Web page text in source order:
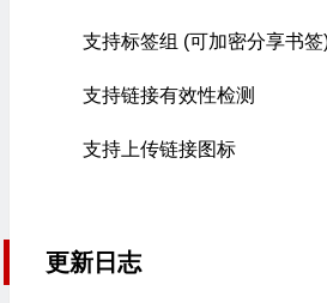
支持标签组 (可加密分享书签
支持链接有效性检测
支持上传链接图标
更新日志